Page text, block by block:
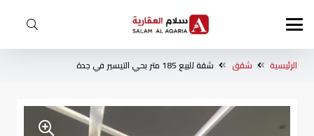
الرئيسية شقق شقة للبيع 185 متر بحي التيسير في جدة